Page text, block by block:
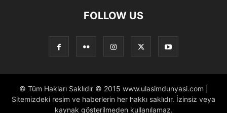
FOLLOW US
© Tüm Hakları Saklıdır © 2015 www.ulasimdunyasi.com |
Sitemizdeki resim ve haberlerin her hakkı saklıdır. İzinsiz veya
kaynak gösterilmeden kullanılamaz.